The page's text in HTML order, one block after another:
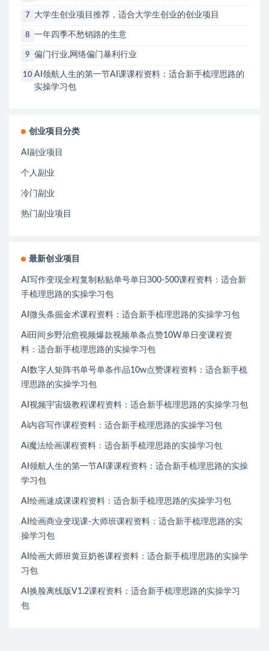
7 大学生创业项目推荐，适合大学生创业的创业项目
8 一年四季不愁销路的生意
9 偏门行业,网络偏门暴利行业
10 AI领航人生的第一节AI课课程资料：适合新手梳理思路的
实操学习包
创业项目分类
AI副业项目
个人副业
冷门副业
热门副业项目
最新创业项目
AI写作变现全程复制粘贴单号单日300-500课程资料：适合新
手梳理思路的实操学习包
AI微头条掘金术课程资料：适合新手梳理思路的实操学习包
Ai田间乡野治愈视频爆款视频单条点赞10W单日变课程资
料：适合新手梳理思路的实操学习包
AI数字人矩阵书单号单条作品10w点赞课程资料：适合新手梳
理思路的实操学习包
AI视频宇宙级教程课程资料：适合新手梳理思路的实操学习包
Ai内容写作课程资料：适合新手梳理思路的实操学习包
Ai魔法绘画课程资料：适合新手梳理思路的实操学习包
AI领航人生的第一节AI课课程资料：适合新手梳理思路的实操
学习包
AI绘画速成课课程资料：适合新手梳理思路的实操学习包
AI绘画商业变现课-大师班课程资料：适合新手梳理思路的实
操学习包
AI绘画大师班黄豆奶爸课程资料：适合新手梳理思路的实操学
习包
AI换脸离线版V1.2课程资料：适合新手梳理思路的实操学习
包